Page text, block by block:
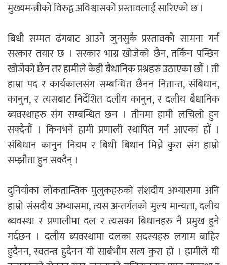
मुख्यमन्त्रीको विरुद्व अविश्वासको प्रस्तावलाई सारिएको छ ।
बिधी सम्मत ढंगबाट आउने जुनसुकै प्रस्तावको सामना गर्न
सरकार तयार छ । सरकार भाग्न खोजेको छैन, तर्किन पन्छिन
खोजेको छैन तर हामीले केही बैधानिक प्रश्नहरु उठाएका छौं । ती
हाम्रा पद र कार्यकालसंग सम्बन्धित छैनन नितान्त, संबिधान,
कानुन, र त्यसबाट निर्देशित दलीय कानुन, र दलीय बैधानिक
ब्यवस्थाहरु संग सम्बन्धित छन । तीनमा हामी लचिलो हुन
सक्दैनौं । किनभने हामी प्रणाली स्थापित गर्न आएका हौं ।
संबिधान कानुन नियम र बिधी बिधान मिच्ने कुरा संग हाम्रो
सम्झौता हुन सक्दैन् ।
दुनियाँका लोकतान्त्रिक मुलुकहरुको संशदीय अभ्यासमा अनि
हाम्रो संसदीय अभ्यासमा, त्यस अन्तर्गतको मुल्य मान्यता, दलीय
ब्यवस्था र प्रणालीमा दल र त्यसका बिधानहरु नै प्रमुख हुने
गर्दछन । दलीय ब्यवस्थामा दलका सदस्यहरु लगाम बाहिर
हुदैनन, स्वतन्त्र हुदैनन यो सार्बभौम सत्य कुरा हो । हामीले यी